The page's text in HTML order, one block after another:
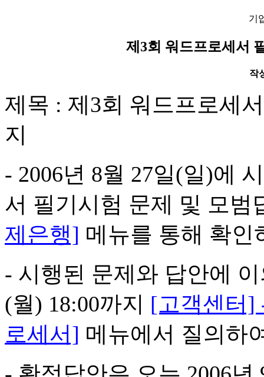
기
제3회 워드프로세서
작
제목 : 제3회 워드프로세
지
- 2006년 8월 27일(일)에
서 필기시험 문제 및 모
제은행] 메뉴를 통해 확인
- 시행된 문제와 답안에
(월) 18:00까지 [고객센터]
로세서] 메뉴에서 질의하